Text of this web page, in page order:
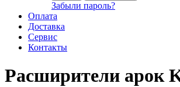
Забыли пароль?
Оплата
Доставка
Сервис
Контакты
Расширители арок